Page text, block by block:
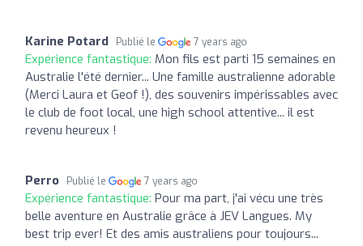
Karine Potard Publié le 7 years ago
Expérience fantastique: Mon fils est parti 15 semaines en
Australie l'été dernier... Une famille australienne adorable
(Merci Laura et Geof !), des souvenirs impérissables avec
le club de foot local, une high school attentive... il est
revenu heureux !
Perro Publié le 7 years ago
Expérience fantastique: Pour ma part, j'ai vécu une très
belle aventure en Australie grâce à JEV Langues. My
best trip ever! Et des amis australiens pour toujours...